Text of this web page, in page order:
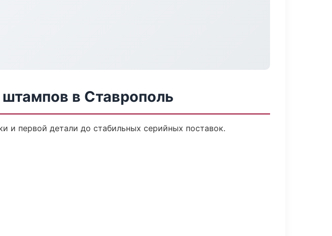
в Ставрополь
и первой детали до стабильных серийных поставок.